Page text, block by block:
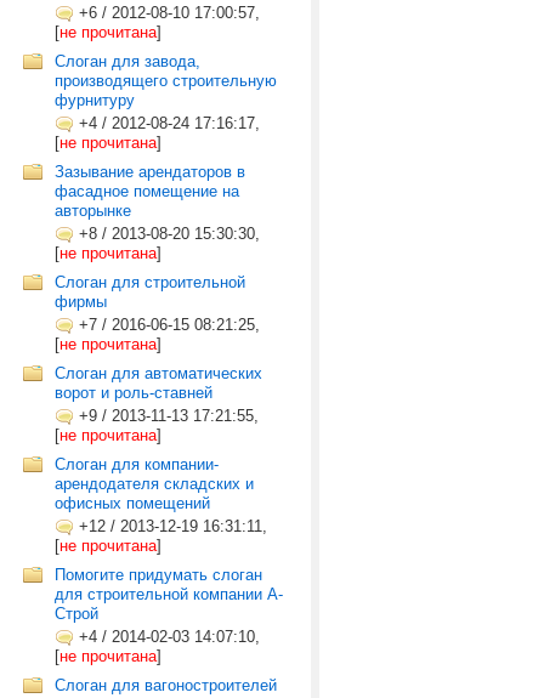
+6 / 2012-08-10 17:00:57,
[не прочитана]
Слоган для завода,
производящего строительную
фурнитуру
+4 / 2012-08-24 17:16:17,
[не прочитана]
Зазывание арендаторов в
фасадное помещение на
авторынке
+8 / 2013-08-20 15:30:30,
[не прочитана]
Слоган для строительной
фирмы
+7 / 2016-06-15 08:21:25,
[не прочитана]
Слоган для автоматических
ворот и роль-ставней
+9 / 2013-11-13 17:21:55,
[не прочитана]
Слоган для компании-
арендодателя складских и
офисных помещений
+12 / 2013-12-19 16:31:11,
[не прочитана]
Помогите придумать слоган
для строительной компании А-
Строй
+4 / 2014-02-03 14:07:10,
[не прочитана]
Слоган для вагоностроителей